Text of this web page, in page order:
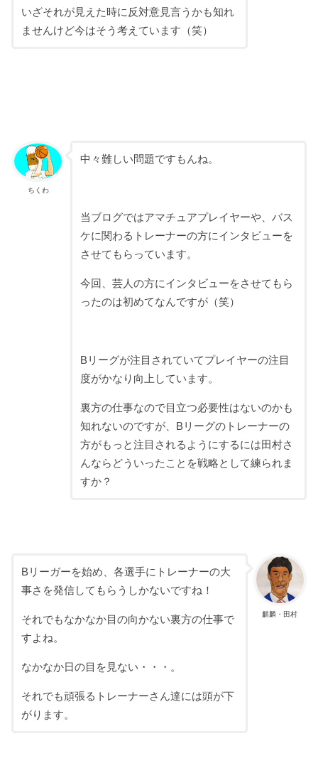
いざそれが見えた時に反対意見言うかも知れ
ませんけど今はそう考えています（笑）
ちくわ
中々難しい問題ですもんね。
当ブログではアマチュアプレイヤーや、バス
ケに関わるトレーナーの方にインタビューを
させてもらっています。
今回、芸人の方にインタビューをさせてもら
ったのは初めてなんですが（笑）
Bリーグが注目されていてプレイヤーの注目
度がかなり向上しています。
裏方の仕事なので目立つ必要性はないのかも
知れないのですが、Bリーグのトレーナーの
方がもっと注目されるようにするには田村さ
んならどういったことを戦略として練られま
すか？
麒麟・田村
Bリーガーを始め、各選手にトレーナーの大
事さを発信してもらうしかないですね！
それでもなかなか目の向かない裏方の仕事で
すよね。
なかなか日の目を見ない・・・。
それでも頑張るトレーナーさん達には頭が下
がります。